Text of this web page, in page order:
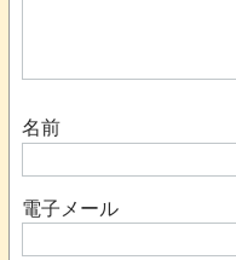
名前
電子メール